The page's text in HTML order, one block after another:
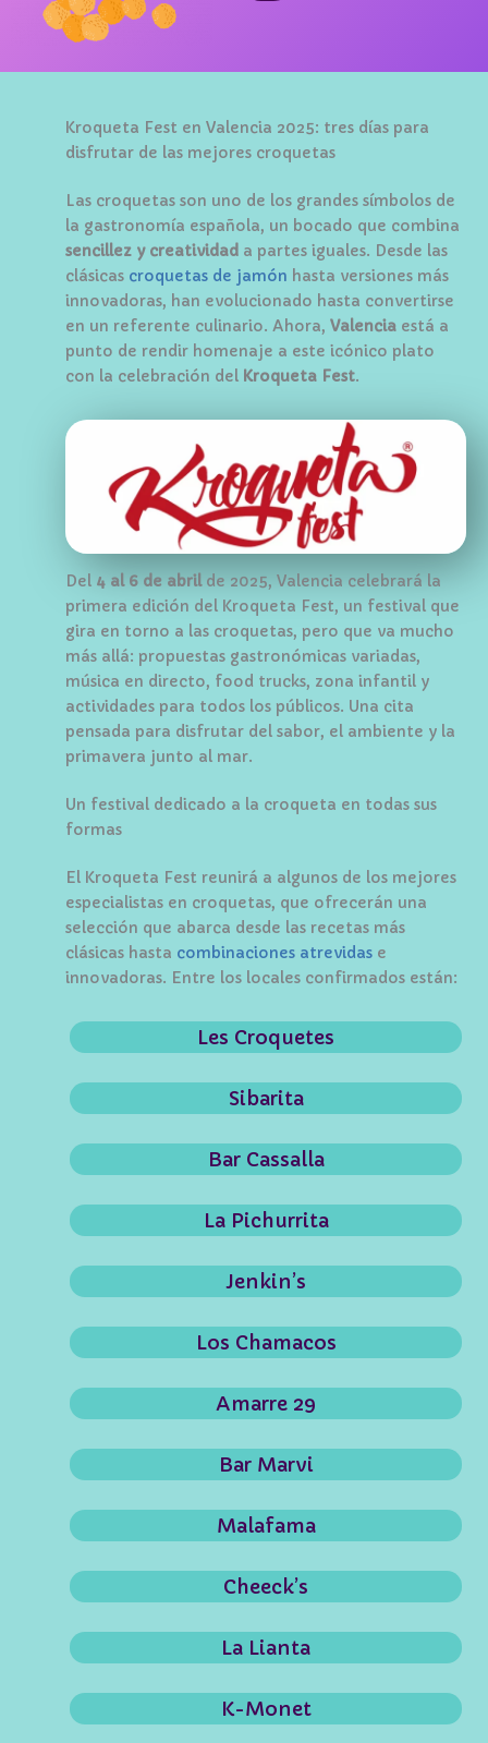
Kroqueta Fest en Valencia 2025: tres días para
disfrutar de las mejores croquetas
Las croquetas son uno de los grandes símbolos de
la gastronomía española, un bocado que combina
sencillez y creatividad a partes iguales. Desde las
clásicas croquetas de jamón hasta versiones más
innovadoras, han evolucionado hasta convertirse
en un referente culinario. Ahora, Valencia está a
punto de rendir homenaje a este icónico plato
con la celebración del Kroqueta Fest.
Del 4 al 6 de abrilde 2025, Valencia celebrará la
primera edición del Kroqueta Fest, un festival que
gira en torno a las croquetas, pero que va mucho
más allá: propuestas gastronómicas variadas,
música en directo, food trucks, zona infantil y
actividades para todos los públicos. Una cita
pensada para disfrutar del sabor, el ambiente y la
primavera junto al mar.
Un festival dedicado a la croqueta en todas sus
formas
El Kroqueta Fest reunirá a algunos de los mejores
especialistas en croquetas, que ofrecerán una
selección que abarca desde las recetas más
clásicas hasta combinaciones atrevidas e
innovadoras. Entre los locales confirmados están:
Les Croquetes
Sibarita
Bar Cassalla
La Pichurrita
Jenkin’s
Los Chamacos
Amarre 29
Bar Marvi
Malafama
Cheeck’s
La Lianta
K-Monet